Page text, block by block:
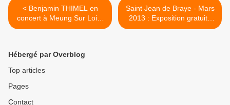
< Benjamin THIMEL en
concert à Meung Sur Loire
le 10 mars 2013
Saint Jean de Braye - Mars
2013 : Exposition gratuite
"Voyage en Chamaloire" et
Hébergé par Overblog
Top articles
Pages
Contact